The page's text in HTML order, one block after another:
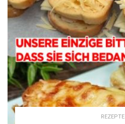
REZEPTE